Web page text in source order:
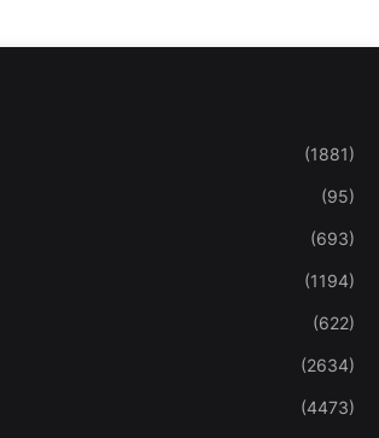
(1881)
(95)
(693)
(1194)
(622)
(2634)
(4473)